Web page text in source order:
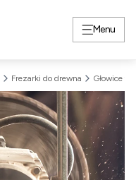
Menu
Frezarki do drewna